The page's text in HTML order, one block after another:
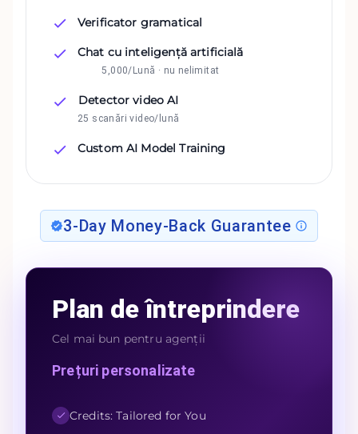
Verificator gramatical
Chat cu inteligență artificială
5,000/Lună · nu nelimitat
Detector video AI
25 scanări video/lună
Custom AI Model Training
3-Day Money-Back Guarantee
Plan de întreprindere
Cel mai bun pentru agenții
Prețuri personalizate
Credits: Tailored for You